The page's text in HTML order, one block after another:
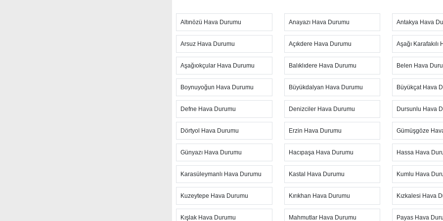
Hızlı güncellenenHatay Serinyol hava durumusayfasından her 10
anlık hava tahminleri ile yağış oranı, nem oranı, hava sıcaklık dereceleri,
hava sıcaklığı, hava basıncı, rüzgar hızı ve yönü, görüş mesafesi gibi
ulaşabilirsiniz. Sitenin üst kısmında yer alan hava uyarı ikonu ve uyarı
şiddetli hava koşulları hakkında ziyaretçiler bilgilendirilmektedir.
Hatay Serinyol hava durumunuöğrenme ihtiyacı olduğu zaman, en
olan Hava Durumu sayfasını ziyaret etmenizi öneriyoruz. Saatlik, günlük ve
durumu gibi farklı zaman aralıklarında hava durumuna bakabilirsiniz.
hava tahmin sürelerinden en isabetli sonuçları haftalık yani 7 günlük
belirtmek daha doğru olur. Diğer uzun süreli hava tahminleri sık sık
günlerde kesinleşmektedir.
Altınözü Hava Durumu Anayazı Hava Durumu Antakya Hava
Arsuz Hava Durumu Açıkdere Hava Durumu Aşağı Karafakılı
Aşağıokçular Hava Durumu Balıklıdere Hava Durumu Belen Hava
Boynuyoğun Hava Durumu Büyükdalyan Hava Durumu Büyükçat Hava
Defne Hava Durumu Denizciler Hava Durumu Dursunlu Hava
Dörtyol Hava Durumu Erzin Hava Durumu Gümüşgöze
Günyazı Hava Durumu Hacıpaşa Hava Durumu Hassa Hava
Karasüleymanlı Hava Durumu Kastal Hava Durumu Kumlu Hava
Kuzeytepe Hava Durumu Kırıkhan Hava Durumu Kızkalesi Hava
Kışlak Hava Durumu Mahmutlar Hava Durumu Payas Hava